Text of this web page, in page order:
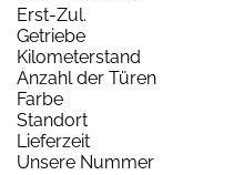
Erst-Zul.
Getriebe
Kilometerstand
Anzahl der Türen
Farbe
Standort
Lieferzeit
Unsere Nummer